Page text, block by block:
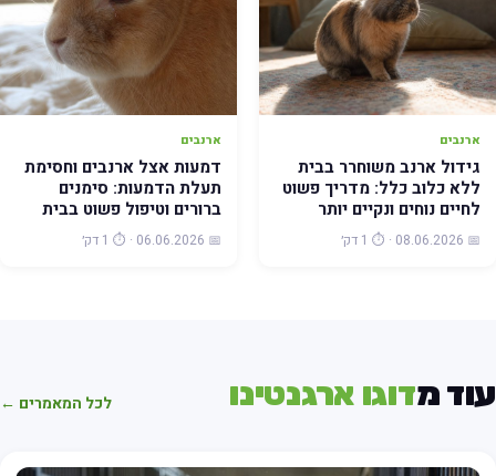
ארנבים
גידול ארנב משוחרר בבית
ללא כלוב כלל: מדריך פשוט
לחיים נוחים ונקיים יותר
📅 08.06.2026 · ⏱️ 1 דק׳
ארנבים
דמעות אצל ארנבים וחסימת
תעלת הדמעות: סימנים
ברורים וטיפול פשוט בבית
📅 06.06.2026 · ⏱️ 1 דק׳
מדוגו ארגנטינו לכל המאמרים ←